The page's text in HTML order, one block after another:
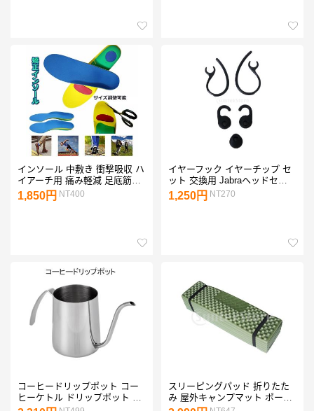
インソール 中敷き 衝撃吸収 ハ
イアーチ用 痛み軽減 足底筋膜
炎 クッション 切り取り使用可
能 扁平足 土踏まず かかと 1ペ
1,850円 NT400
イヤーフック イヤーチップ セ
ット 交換用 Jabraヘッドセッ
ト用
1,250円 NT270
コーヒードリップポット コー
ヒーケトル ドリップポット コ
ーヒーポット 細口 304ステン
スリーピングパッド 折りたた
み 屋外キャンプマット ポータ
ブル ピクニック 睡眠クッショ